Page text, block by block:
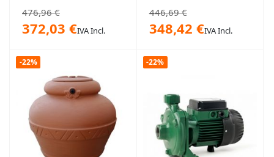
476,96 €
372,03 €IVA Incl.
446,69 €
348,42 €IVA Incl.
-22% -22%